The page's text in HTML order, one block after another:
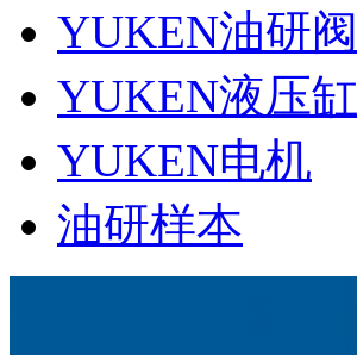
YUKEN油研阀
YUKEN液压缸
YUKEN电机
油研样本